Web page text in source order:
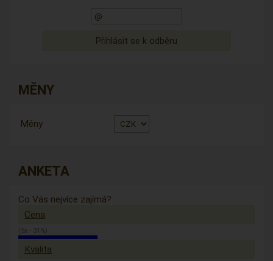
MĚNY
Měny
ANKETA
Co Vás nejvíce zajímá?
Cena
(5x - 31%)
Kvalita